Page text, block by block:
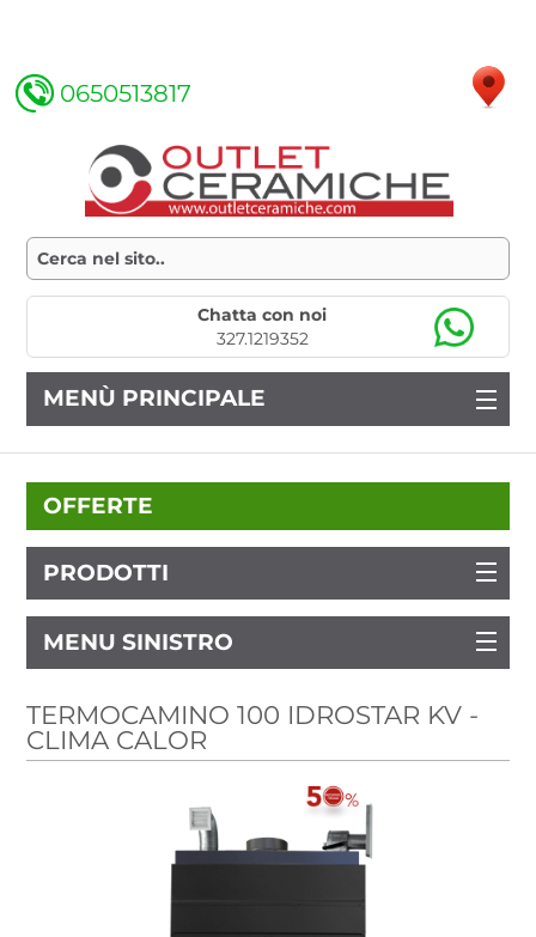
0650513817
Chatta con noi
327.1219352
MENÙ PRINCIPALE
OFFERTE
PRODOTTI
MENU SINISTRO
TERMOCAMINO 100 IDROSTAR KV -
CLIMA CALOR